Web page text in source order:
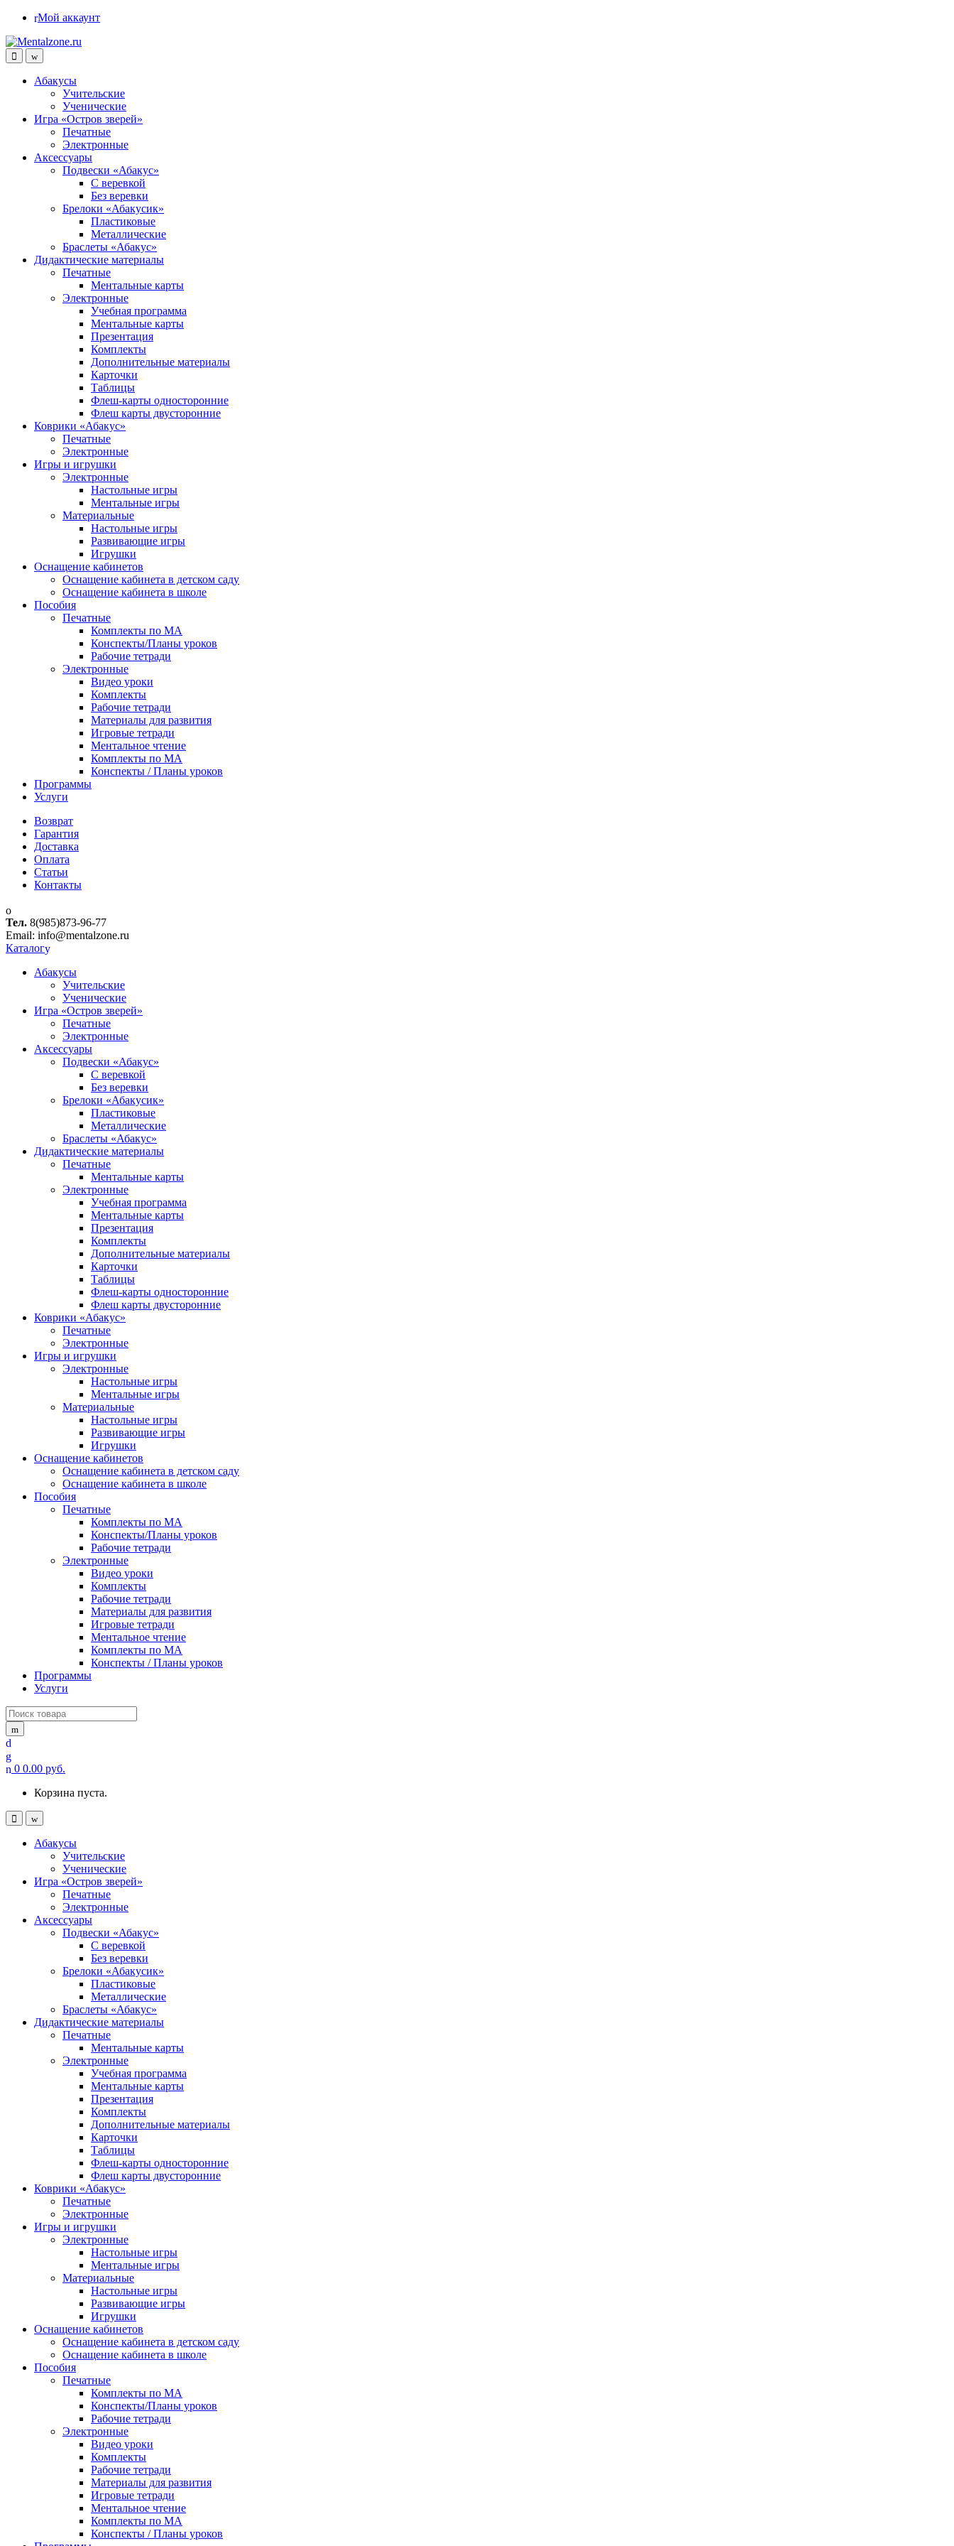
Skip
navigation
Skip
content
Мой аккаунт
Абакусы
Учительские
Ученические
Игра «Остров зверей»
Печатные
Электронные
Аксессуары
Подвески «Абакус»
С веревкой
Без веревки
Брелоки «Абакусик»
Пластиковые
Металлические
Браслеты «Абакус»
Дидактические материалы
Печатные
Ментальные карты
Электронные
Учебная программа
Ментальные карты
Презентация
Комплекты
Дополнительные материалы
Карточки
Таблицы
Флеш-карты односторонние
Флеш карты двусторонние
Коврики «Абакус»
Печатные
Электронные
Игры и игрушки
Электронные
Настольные игры
Ментальные игры
Материальные
Настольные игры
Развивающие игры
Игрушки
Оснащение кабинетов
Оснащение кабинета в детском саду
Оснащение кабинета в школе
Пособия
Печатные
Комплекты по МА
Конспекты/Планы уроков
Рабочие тетради
Электронные
Видео уроки
Комплекты
Рабочие тетради
Материалы для развития
Игровые тетради
Ментальное чтение
Комплекты по МА
Конспекты / Планы уроков
Программы
Услуги
Возврат
Гарантия
Доставка
Оплата
Статьи
Контакты
Тел. 8(985)873-96-77
Email: info@mentalzone.ru
Каталог
Абакусы
Учительские
Ученические
Игра «Остров зверей»
Печатные
Электронные
Аксессуары
Подвески «Абакус»
С веревкой
Без веревки
Брелоки «Абакусик»
Пластиковые
Металлические
Браслеты «Абакус»
Дидактические материалы
Печатные
Ментальные карты
Электронные
Учебная программа
Ментальные карты
Презентация
Комплекты
Дополнительные материалы
Карточки
Таблицы
Флеш-карты односторонние
Флеш карты двусторонние
Коврики «Абакус»
Печатные
Электронные
Игры и игрушки
Электронные
Настольные игры
Ментальные игры
Материальные
Настольные игры
Развивающие игры
Игрушки
Оснащение кабинетов
Оснащение кабинета в детском саду
Оснащение кабинета в школе
Пособия
Печатные
Комплекты по МА
Конспекты/Планы уроков
Рабочие тетради
Электронные
Видео уроки
Комплекты
Рабочие тетради
Материалы для развития
Игровые тетради
Ментальное чтение
Комплекты по МА
Конспекты / Планы уроков
Программы
Услуги
Search
for:
0 0.00 руб.
Корзина пуста.
Абакусы
Учительские
Ученические
Игра «Остров зверей»
Печатные
Электронные
Аксессуары
Подвески «Абакус»
С веревкой
Без веревки
Брелоки «Абакусик»
Пластиковые
Металлические
Браслеты «Абакус»
Дидактические материалы
Печатные
Ментальные карты
Электронные
Учебная программа
Ментальные карты
Презентация
Комплекты
Дополнительные материалы
Карточки
Таблицы
Флеш-карты односторонние
Флеш карты двусторонние
Коврики «Абакус»
Печатные
Электронные
Игры и игрушки
Электронные
Настольные игры
Ментальные игры
Материальные
Настольные игры
Развивающие игры
Игрушки
Оснащение кабинетов
Оснащение кабинета в детском саду
Оснащение кабинета в школе
Пособия
Печатные
Комплекты по МА
Конспекты/Планы уроков
Рабочие тетради
Электронные
Видео уроки
Комплекты
Рабочие тетради
Материалы для развития
Игровые тетради
Ментальное чтение
Комплекты по МА
Конспекты / Планы уроков